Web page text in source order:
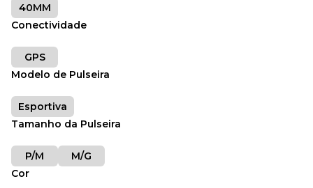
40MM
Conectividade
GPS
Modelo de Pulseira
Esportiva
Tamanho da Pulseira
P/M
M/G
Cor